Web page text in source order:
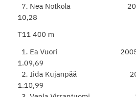
7. Nea Notkola
10,28
T11 400 m
1. Ea Vuori 2005
1.09,69
2. Iida Kujanpää
1.10,99